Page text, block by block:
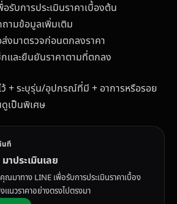
รับการประเมินราคาเบื้องต้น
ามข้อมูลเพิ่มเติม
งมาตรวจก่อนตกลงราคา
กและยืนยันราคาตามที่ตกลง
+ ระบุรุ่น/อุปกรณ์ที่มี + อาการหรือรอย
เป็นพิเศษ
นที
าประเมินเลย
มาทาง LINE เพื่อรับการประเมินราคาเบื้อง
นวราคาอย่างตรงไปตรงมา